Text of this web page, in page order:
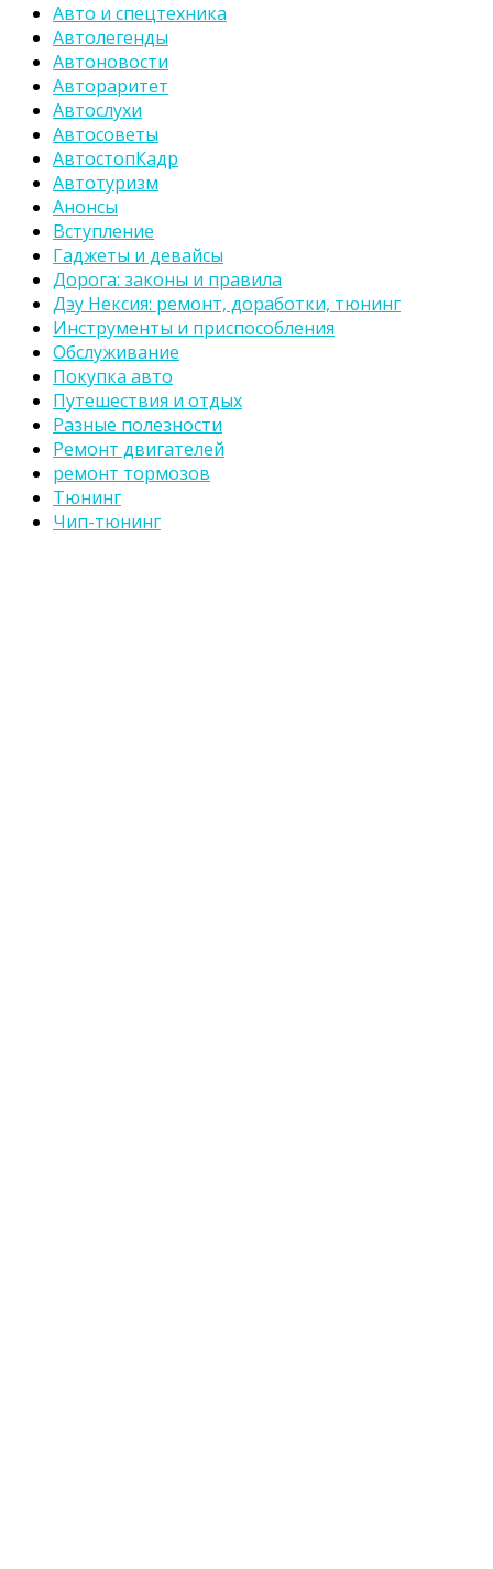
Авто и спецтехника
Автолегенды
Автоновости
Автораритет
Автослухи
Автосоветы
АвтостопКадр
Автотуризм
Анонсы
Вступление
Гаджеты и девайсы
Дорога: законы и правила
Дэу Нексия: ремонт, доработки, тюнинг
Инструменты и приспособления
Обслуживание
Покупка авто
Путешествия и отдых
Разные полезности
Ремонт двигателей
ремонт тормозов
Тюнинг
Чип-тюнинг